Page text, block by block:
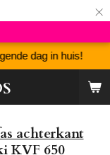
×
dag in huis!
achterkant
KVF 650